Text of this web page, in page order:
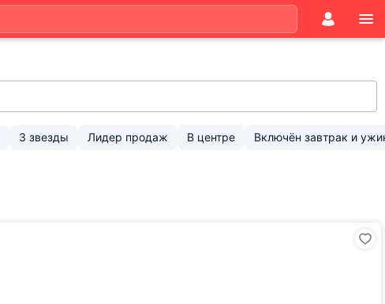
3 звезды Лидер продаж В центре Включён завтрак и